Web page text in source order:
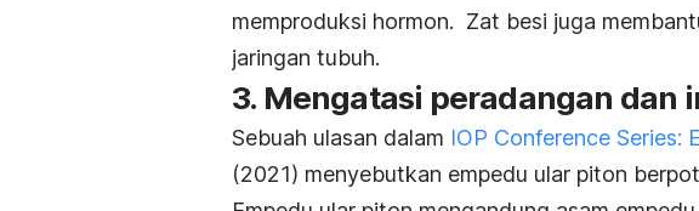
memproduksi hormon. Zat besi juga
jaringan tubuh.
3. Mengatasi peradangan dan
Sebuah ulasan dalam IOP Conference Series:
(2021) menyebutkan empedu ular piton